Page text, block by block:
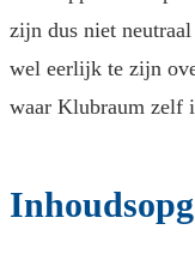
zijn dus niet
wel eerlijk te zijn
waar Klubraum zelf